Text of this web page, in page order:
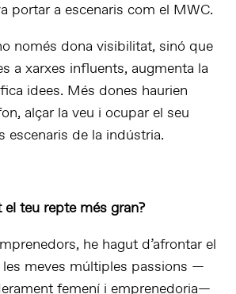
portar a escenaris com el MWC.
només dona visibilitat, sinó que
a xarxes influents, augmenta la
idees. Més dones haurien
alçar la veu i ocupar el seu
escenaris de la indústria.
teu repte més gran?
he hagut d’afrontar el
les meves múltiples passions —
femení i emprenedoria—